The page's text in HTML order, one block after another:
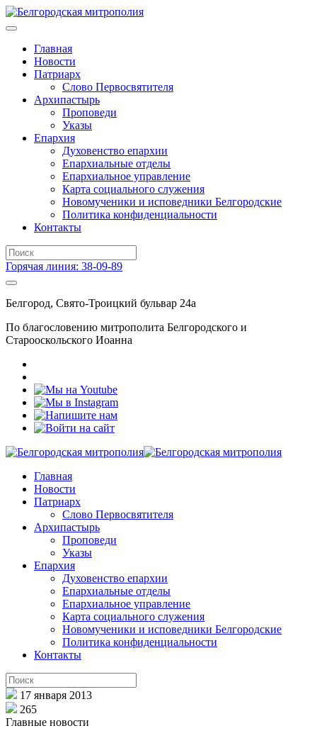
Главная
Новости
Патриарх
Слово Первосвятителя
Архипастырь
Проповеди
Указы
Епархия
Духовенство епархии
Епархиальные отделы
Епархиальное управление
Карта социального служения
Новомученики и исповедники Белгородские
Политика конфиденциальности
Контакты
Горячая линия: 38-09-89
Белгород, Свято-Троицкий бульвар 24а
По благословению митрополита Белгородского и
Старооскольского Иоанна
Главная
Новости
Патриарх
Слово Первосвятителя
Архипастырь
Проповеди
Указы
Епархия
Духовенство епархии
Епархиальные отделы
Епархиальное управление
Карта социального служения
Новомученики и исповедники Белгородские
Политика конфиденциальности
Контакты
17 января 2013
265
Главные новости